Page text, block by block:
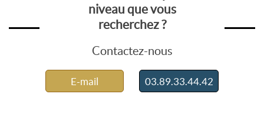
niveau que vous
recherchez ?
Contactez-nous
E-mail 03.89.33.44.42